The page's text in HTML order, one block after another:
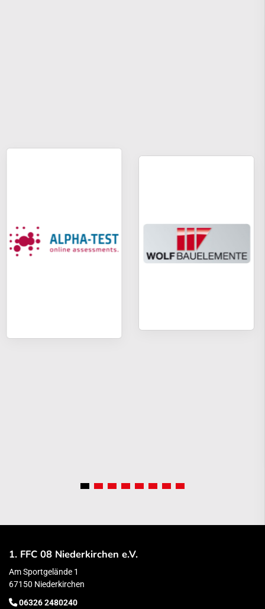
1. FFC 08 Niederkirchen e.V.
Am Sportgelände 1
67150 Niederkirchen
06326 2480240